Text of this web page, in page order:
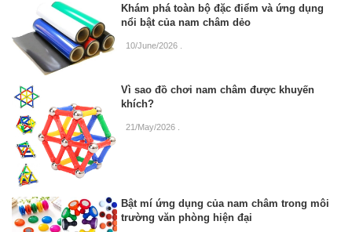
Khám phá toàn bộ đặc điểm và ứng dụng
nổi bật của nam châm dẻo
10/June/2026
Vì sao đồ chơi nam châm được khuyến
khích?
21/May/2026 .
Bật mí ứng dụng của nam châm trong môi
trường văn phòng hiện đại